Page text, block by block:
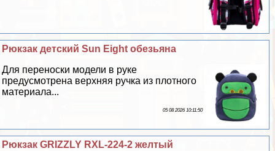
Рюкзак детский Sun Eight обезьяна
Для переноски модели в руке
предусмотрена верхняя ручка из плотного
материала...
05 08 2026 10:11:50
Рюкзак GRIZZLY RXL-224-2 желтый